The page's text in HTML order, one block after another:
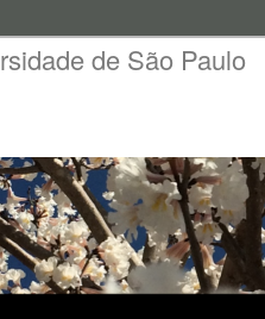
de São Paulo